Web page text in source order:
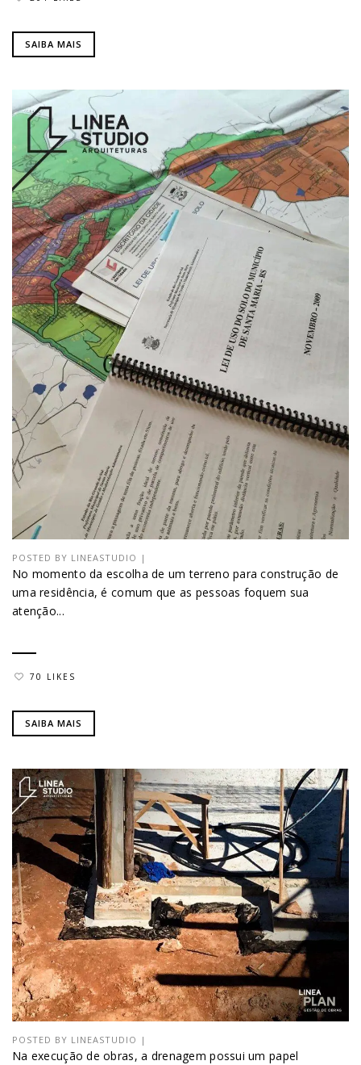
SAIBA MAIS
POSTED BY LINEASTUDIO |
No momento da escolha de um terreno para construção de
uma residência, é comum que as pessoas foquem sua
atenção...
70 LIKES
SAIBA MAIS
POSTED BY LINEASTUDIO |
Na execução de obras, a drenagem possui um papel